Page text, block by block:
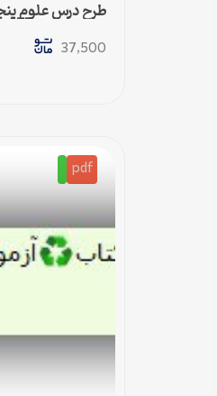
طرح درس علوم
روش تدریس E5
37,500
pdf